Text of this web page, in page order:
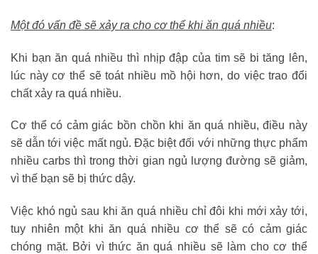
Một đó vấn đề sẽ xảy ra cho cơ thể khi ăn quá nhiều:
Khi bạn ăn quá nhiều thì nhịp đập của tim sẽ bi tăng lên,
lúc này cơ thể sẽ toát nhiều mồ hội hơn, do việc trao đổi
chất xảy ra quá nhiều.
Cơ thể có cảm giác bồn chồn khi ăn quá nhiều, điều này
sẽ dẫn tới việc mất ngủ. Đặc biệt đối với những thực phẩm
nhiều carbs thì trong thời gian ngủ lượng đường sẽ giảm,
vì thế bạn sẽ bị thức dậy.
Việc khó ngủ sau khi ăn quá nhiều chỉ đôi khi mới xảy tới,
tuy nhiên một khi ăn quá nhiều cơ thể sẽ có cảm giác
chóng mặt. Bởi vì thức ăn quá nhiều sẽ làm cho cơ thể